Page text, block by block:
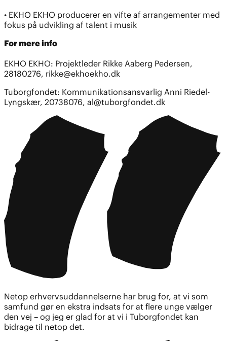
• EKHO EKHO producerer en vifte af arrangementer med
fokus på udvikling af talent i musik
For mere info
EKHO EKHO: Projektleder Rikke Aaberg Pedersen,
28180276, rikke@ekhoekho.dk
Tuborgfondet: Kommunikationsansvarlig Anni Riedel-
Lyngskær, 20738076, al@tuborgfondet.dk
Netop erhvervsuddannelserne har brug for, at vi som
samfund gør en ekstra indsats for at flere unge vælger
den vej – og jeg er glad for at vi i Tuborgfondet kan
bidrage til netop det.